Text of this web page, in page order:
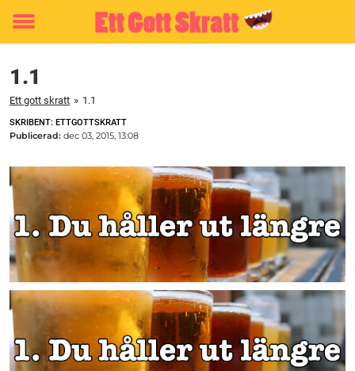
Toggle
1.1
Ett gott skratt » 1.1
SKRIBENT: ETTGOTTSKRATT
Publicerad: dec 03, 2015, 13:08